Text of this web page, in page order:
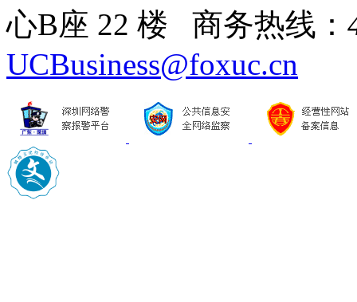
心B座 22 楼 商务热线：
UCBusiness@foxuc.cn